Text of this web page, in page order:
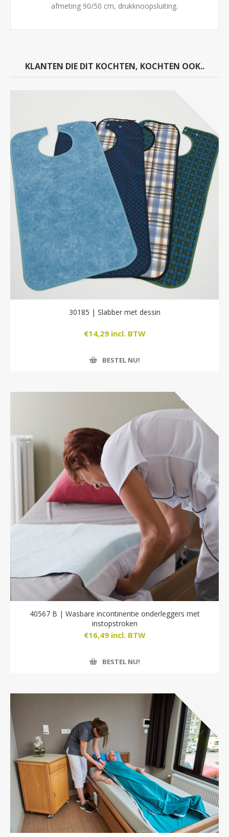
afmeting 90/50 cm, drukknoopsluiting.
KLANTEN DIE DIT KOCHTEN, KOCHTEN OOK..
30185 | Slabber met dessin
€14,29 incl. BTW
BESTEL NU!
40567 B | Wasbare incontinentie onderleggers met
instopstroken
€16,49 incl. BTW
BESTEL NU!